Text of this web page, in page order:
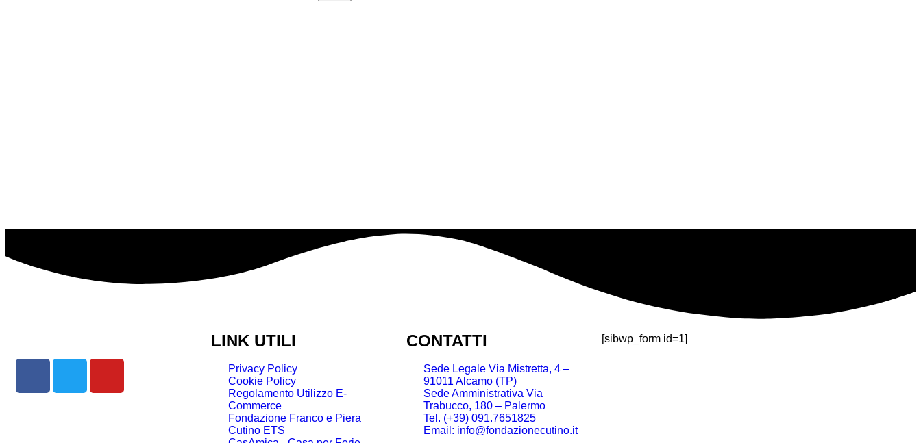
LINK UTILI
Privacy Policy
Cookie Policy
Regolamento Utilizzo E-
Commerce
Fondazione Franco e Piera
Cutino ETS
CONTATTI
Sede Legale Via Mistretta, 4 –
91011 Alcamo (TP)
Sede Amministrativa Via
Trabucco, 180 – Palermo
Tel. (+39) 091.7651825
Email: info@fondazionecutino.it
[sibwp_form id=1]